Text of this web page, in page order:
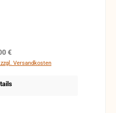
Preis:
€
Versandkosten